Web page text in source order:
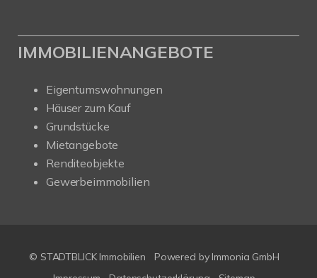
IMMOBILIENANGEBOTE
Eigentumswohnungen
Häuser zum Kauf
Grundstücke
Mietangebote
Renditeobjekte
Gewerbeimmobilien
© STADTBLICK Immobilien Powered by Immonia GmbH